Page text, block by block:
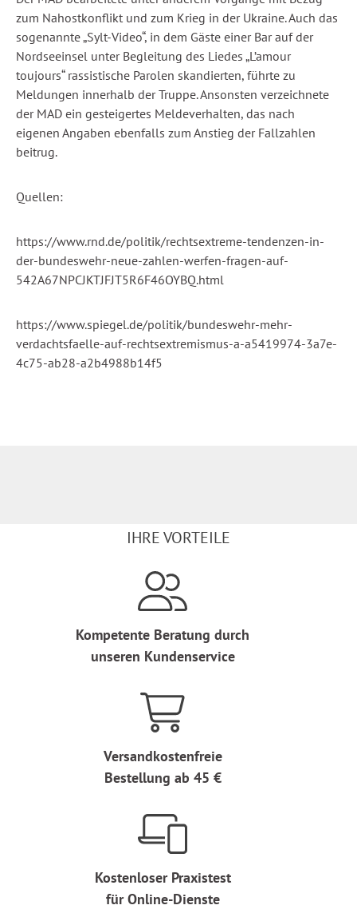
zum Nahostkonflikt und zum Krieg in der Ukraine. Auch das
sogenannte „Sylt-Video“, in dem Gäste einer Bar auf der
Nordseeinsel unter Begleitung des Liedes „L’amour
toujours“ rassistische Parolen skandierten, führte zu
Meldungen innerhalb der Truppe. Ansonsten verzeichnete
der MAD ein gesteigertes Meldeverhalten, das nach
eigenen Angaben ebenfalls zum Anstieg der Fallzahlen
beitrug.
Quellen:
https://www.rnd.de/politik/rechtsextreme-tendenzen-in-
der-bundeswehr-neue-zahlen-werfen-fragen-auf-
542A67NPCJKTJFJT5R6F46OYBQ.html
https://www.spiegel.de/politik/bundeswehr-mehr-
verdachtsfaelle-auf-rechtsextremismus-a-a5419974-3a7e-
4c75-ab28-a2b4988b14f5
IHRE VORTEILE
Kompetente Beratung durch
unseren Kundenservice
Versandkostenfreie
Bestellung ab 45 €
Kostenloser Praxistest
für Online-Dienste